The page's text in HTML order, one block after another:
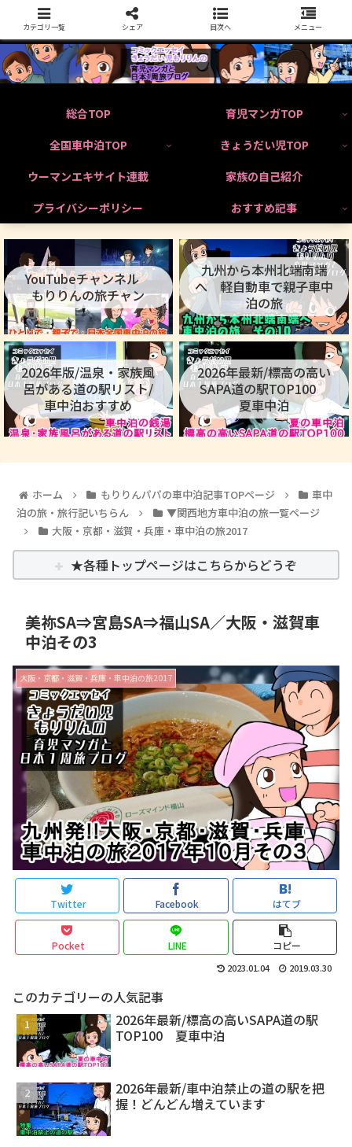
総合TOP
育児マンガTOP
全国車中泊TOP
きょうだい児TOP
ウーマンエキサイト連載
家族の自己紹介
プライバシーポリシー
おすすめ記事
YouTubeチャンネル
もりりんの旅チャン
九州から本州北端南端
へ 軽自動車で親子車中
泊の旅
2026年版/温泉・家族風
呂がある道の駅リスト/
車中泊おすすめ
2026年最新/標高の高い
SAPA道の駅TOP100
夏車中泊
ホーム もりりんパパの車中泊記事TOPページ
車中
泊の旅・旅行記いちらん
▼関西地方車中泊の旅一覧ページ
大阪・京都・滋賀・兵庫・車中泊の旅2017
★各種トップページはこちらからどうぞ
美祢SA⇒宮島SA⇒福山SA／大阪・滋賀車
中泊その3
大阪・京都・滋賀・兵庫・車中泊の旅2017
Twitter Facebook はてブ
Pocket LINE コピー
2023.01.04 2019.03.30
このカテゴリーの人気記事
2026年最新/標高の高いSAPA道の駅
TOP100 夏車中泊
2026年最新/車中泊禁止の道の駅を把
握！どんどん増えています
カテゴリ一覧 シェア 目次へ メニュー